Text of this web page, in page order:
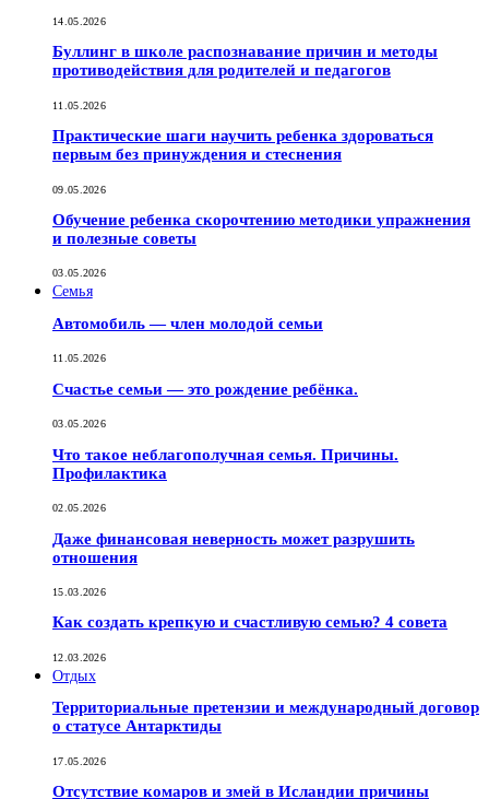
14.05.2026
Буллинг в школе распознавание причин и методы
противодействия для родителей и педагогов
11.05.2026
Практические шаги научить ребенка здороваться
первым без принуждения и стеснения
09.05.2026
Обучение ребенка скорочтению методики упражнения
и полезные советы
03.05.2026
Семья
Автомобиль — член молодой семьи
11.05.2026
Счастье семьи — это рождение ребёнка.
03.05.2026
Что такое неблагополучная семья. Причины.
Профилактика
02.05.2026
Даже финансовая неверность может разрушить
отношения
15.03.2026
Как создать крепкую и счастливую семью? 4 совета
12.03.2026
Отдых
Территориальные претензии и международный договор
о статусе Антарктиды
17.05.2026
Отсутствие комаров и змей в Исландии причины